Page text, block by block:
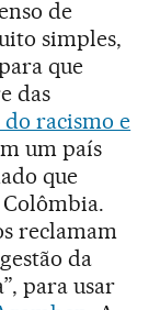
de
simples,
que
das
racismo e
um país
que
reclamam
da
para usar